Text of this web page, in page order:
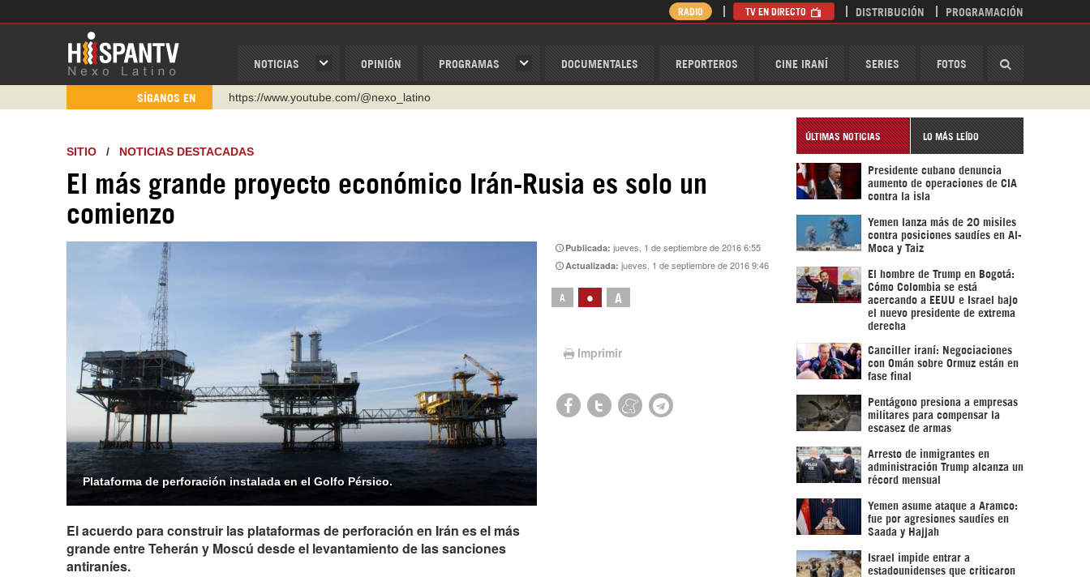
NOTICIAS OPINIÓN PROGRAMAS DOCUMENTALES REPORTEROS CINE IRANÍ SERIES FOTOS
RADIO TV EN DIRECTO DISTRIBUCIÓN PROGRAMACIÓN
SÍGANOS EN
https://www.youtube.com/@nexo_latino
https://t.me/hispantvcanal
WhatsApp y Viber: +98 921 79 29 404
https://www.facebook.com/Nexolatino.Canal
SITIO / NOTICIAS DESTACADAS
El más grande proyecto económico Irán-Rusia es solo un
comienzo
Plataforma de perforación instalada en el Golfo Pérsico.
Publicada:jueves, 1 de septiembre de 2016 6:55
Actualizada:jueves, 1 de septiembre de 2016 9:46
A • A
Imprimir
El acuerdo para construir las plataformas de perforación en Irán es el más
grande entre Teherán y Moscú desde el levantamiento de las sanciones
antiraníes.
ÚLTIMAS NOTICIAS LO MÁS LEÍDO
Presidente cubano denuncia
aumento de operaciones de CIA
contra la isla
Yemen lanza más de 20 misiles
contra posiciones saudíes en Al-
Moca y Taiz
El hombre de Trump en Bogotá:
Cómo Colombia se está
acercando a EEUU e Israel bajo
el nuevo presidente de extrema
derecha
Canciller iraní: Negociaciones
con Omán sobre Ormuz están en
fase final
Pentágono presiona a empresas
militares para compensar la
escasez de armas
Arresto de inmigrantes en
administración Trump alcanza un
récord mensual
Yemen asume ataque a Aramco:
fue por agresiones saudíes en
Saada y Hajjah
Israel impide entrar a
estadounidenses que criticaron